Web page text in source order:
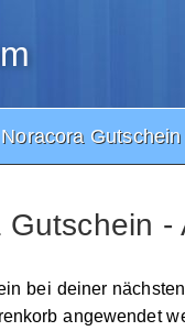
Gutschein
Gutschein -
bei deiner
angewendet